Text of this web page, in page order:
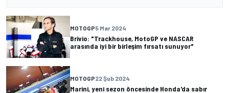
MOTOGP5 Mar 2024
Brivio: "Trackhouse, MotoGP ve NASCAR
arasında iyi bir birleşim fırsatı sunuyor"
MOTOGP22 Şub 2024
Marini, yeni sezon öncesinde Honda'da sabır